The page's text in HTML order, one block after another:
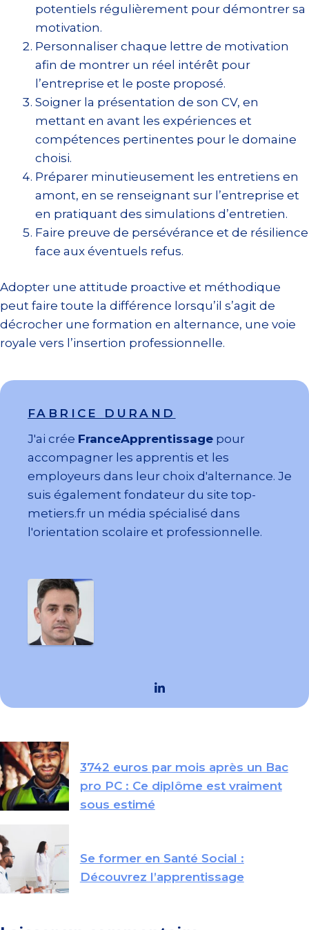
potentiels régulièrement pour démontrer sa
motivation.
Personnaliser chaque lettre de motivation
afin de montrer un réel intérêt pour
l’entreprise et le poste proposé.
Soigner la présentation de son CV, en
mettant en avant les expériences et
compétences pertinentes pour le domaine
choisi.
Préparer minutieusement les entretiens en
amont, en se renseignant sur l’entreprise et
en pratiquant des simulations d’entretien.
Faire preuve de persévérance et de résilience
face aux éventuels refus.
Adopter une attitude proactive et méthodique
peut faire toute la différence lorsqu’il s’agit de
décrocher une formation en alternance, une voie
royale vers l’insertion professionnelle.
FABRICE DURAND
J'ai crée FranceApprentissage pour
accompagner les apprentis et les
employeurs dans leur choix d'alternance. Je
suis également fondateur du site top-
metiers.fr un média spécialisé dans
l'orientation scolaire et professionnelle.
3742 euros par mois après un Bac
pro PC : Ce diplôme est vraiment
sous estimé
Se former en Santé Social :
Découvrez l’apprentissage